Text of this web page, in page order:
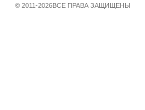
© 2011-2026ВСЕ ПРАВА ЗАЩИЩЕНЫ